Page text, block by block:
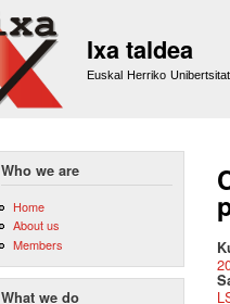
Ixa taldea
Euskal Herriko
Who we are
Home
About us
Members
What we do